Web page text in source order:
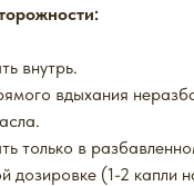
внутрь.
вдыхания
только в
дозировке (1-2 капли